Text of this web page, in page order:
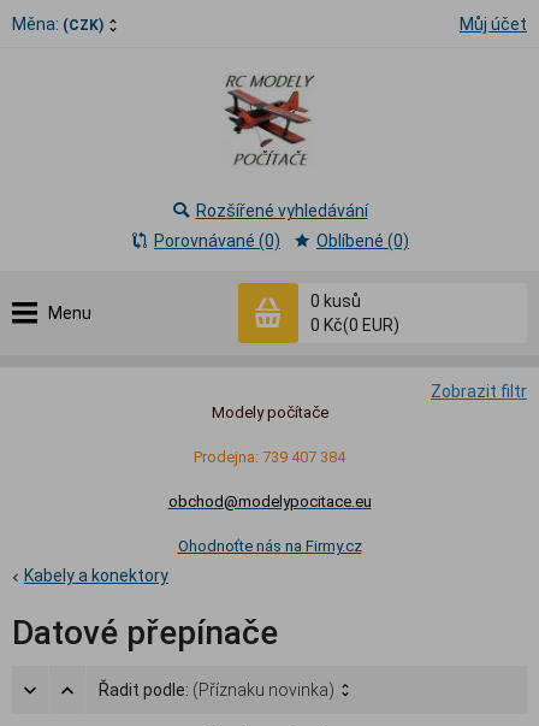
Měna: (CZK) Můj účet
Menu
0 kusů
0 Kč(0 EUR)
Rozšířené vyhledávání
Porovnávané (0)
Oblíbené (0)
Zobrazit filtr
Modely počítače
Prodejna: 739 407 384
obchod@modelypocitace.eu
Ohodnoťte nás na Firmy.cz
Kabely a konektory
Datové přepínače
Řadit podle: (Příznaku novinka)